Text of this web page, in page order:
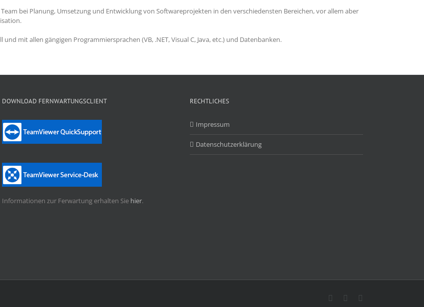
bei Planung, Umsetzung und Entwicklung von Softwareprojekten in den verschiedensten Bereichen, vor allem aber
mit allen gängigen Programmiersprachen (VB, .NET, Visual C, Java, etc.) und Datenbanken.
DOWNLOAD FERNWARTUNGSCLIENT
Informationen zur Ferwartung erhalten Sie hier.
RECHTLICHES
Impressum
Datenschutzerklärung
Facebook